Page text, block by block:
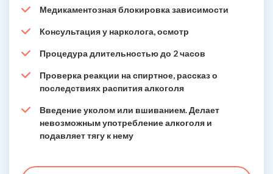
Медикаментозная блокировка зависимости
Консультация у нарколога, осмотр
Процедура длительностью до 2 часов
Проверка реакции на спиртное, рассказ о
последствиях распития алкоголя
Введение уколом или вшиванием. Делает
невозможным употребление алкоголя и
подавляет тягу к нему